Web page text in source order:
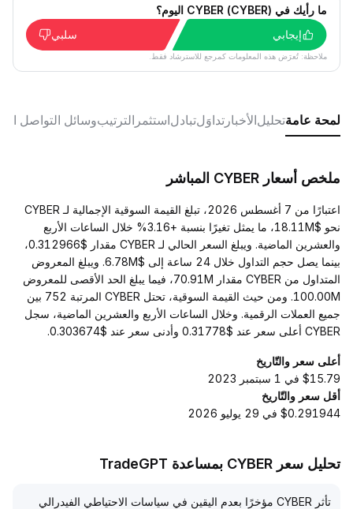
ما رأيك في CYBER (CYBER) اليوم؟
إيجابي
سلبي
ملاحظة: تُعرَض هذه المعلومات كمرجع للاسترشاد فقط.
لمحة عامةتحليلالأخبار تداوَلتبادلاستثمر الترتيبوسائل التواصل
ملخص أسعار CYBER المباشر
اعتبارًا من 7 أغسطس 2026، تبلغ القيمة السوقية الإجمالية لـ CYBER
نحو $18.11M، ما يمثل تغيرًا بنسبة +3.16% خلال الساعات الأربع
والعشرين الماضية. ويبلغ السعر الحالي لـ CYBER مقدار $0.312966،
بينما يصل حجم التداول خلال 24 ساعة إلى $6.78M. ويبلغ المعروض
المتداول من CYBER مقدار 70.91M، فيما يبلغ الحد الأقصى للمعروض
100.00M. ومن حيث القيمة السوقية، تحتل CYBER المرتبة 752 بين
جميع العملات الرقمية. وخلال الساعات الأربع والعشرين الماضية، سجل
CYBER أعلى سعر عند $0.31778 وأدنى سعر عند $0.303674.
أعلى سعر والتّاريخ
$15.79 في 1 سبتمبر 2023
أقل سعر والتّاريخ
$0.291944 في 29 يوليو 2026
تحليل سعر CYBER بمساعدة TradeGPT
تأثر CYBER مؤخرًا بعدم اليقين في سياسات الاحتياطي الفيدرالي